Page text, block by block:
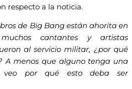
respecto a la noticia.
de Big Bang están ahorita en
cantantes y artistas
al servicio militar, ¿por qué
A menos que alguno tenga una
veo por qué esto deba ser